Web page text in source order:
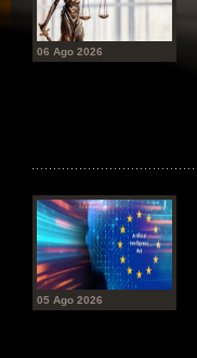
06 Ago 2026
05 Ago 2026